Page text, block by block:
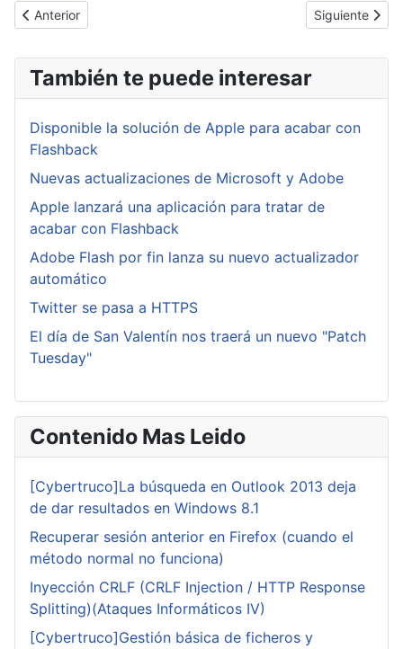
Artículo anterior: El peligro de los juguetes conectados, ¿están
Anterior Artículo
Siguiente
También te puede interesar
Disponible la solución de Apple para acabar con
Flashback
Nuevas actualizaciones de Microsoft y Adobe
Apple lanzará una aplicación para tratar de
acabar con Flashback
Adobe Flash por fin lanza su nuevo actualizador
automático
Twitter se pasa a HTTPS
El día de San Valentín nos traerá un nuevo "Patch
Tuesday"
Contenido Mas Leido
[Cybertruco]La búsqueda en Outlook 2013 deja
de dar resultados en Windows 8.1
Recuperar sesión anterior en Firefox (cuando el
método normal no funciona)
Inyección CRLF (CRLF Injection / HTTP Response
Splitting)(Ataques Informáticos IV)
[Cybertruco]Gestión básica de ficheros y